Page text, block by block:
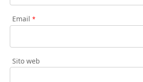
Email *
Sito web